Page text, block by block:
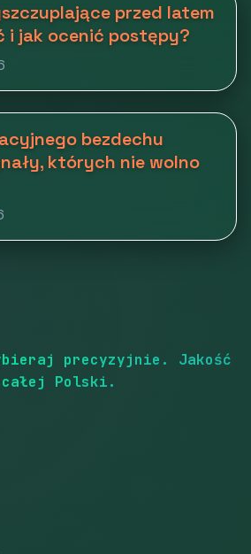
przed latem
i jak ocenić postępy?
bezdechu
których nie wolno
precyzyjnie. Jakość
Polski.